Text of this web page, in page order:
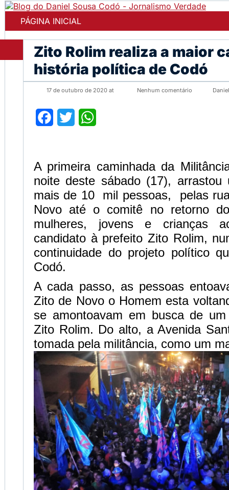
PÁGINA INICIAL
Zito Rolim realiza a maior
história política de Codó
17 de outubro de 2020 at Nenhum comentário
Facebook
Twitter
A primeira caminhada da
noite deste sábado (17), arrastou
mais de 10 mil pessoas, pelas
Novo até o comitê no retorno
mulheres, jovens e crianças
candidato à prefeito Zito Rolim,
continuidade do projeto político
Codó.
A cada passo, as pessoas
Zito de Novo o Homem esta
se amontoavam em busca de
Zito Rolim. Do alto, a Avenida
tomada pela militância, como um